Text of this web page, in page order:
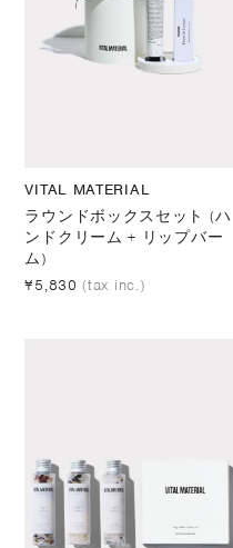
VITAL MATERIAL
ラウンドボックスセット (ハ
ンドクリーム + リップバー
ム)
¥5,830 (tax inc.)